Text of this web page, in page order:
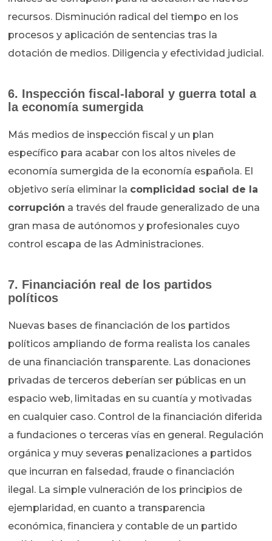
recursos. Disminución radical del tiempo en los
procesos y aplicación de sentencias tras la
dotación de medios. Diligencia y efectividad judicial.
6. Inspección fiscal-laboral y guerra total a
la economía sumergida
Más medios de inspección fiscal y un plan
específico para acabar con los altos niveles de
economía sumergida de la economía española. El
objetivo sería eliminar la complicidad social de la
corrupción a través del fraude generalizado de una
gran masa de autónomos y profesionales cuyo
control escapa de las Administraciones.
7. Financiación real de los partidos
políticos
Nuevas bases de financiación de los partidos
políticos ampliando de forma realista los canales
de una financiación transparente. Las donaciones
privadas de terceros deberían ser públicas en un
espacio web, limitadas en su cuantía y motivadas
en cualquier caso. Control de la financiación diferida
a fundaciones o terceras vías en general. Regulación
orgánica y muy severas penalizaciones a partidos
que incurran en falsedad, fraude o financiación
ilegal. La simple vulneración de los principios de
ejemplaridad, en cuanto a transparencia
económica, financiera y contable de un partido